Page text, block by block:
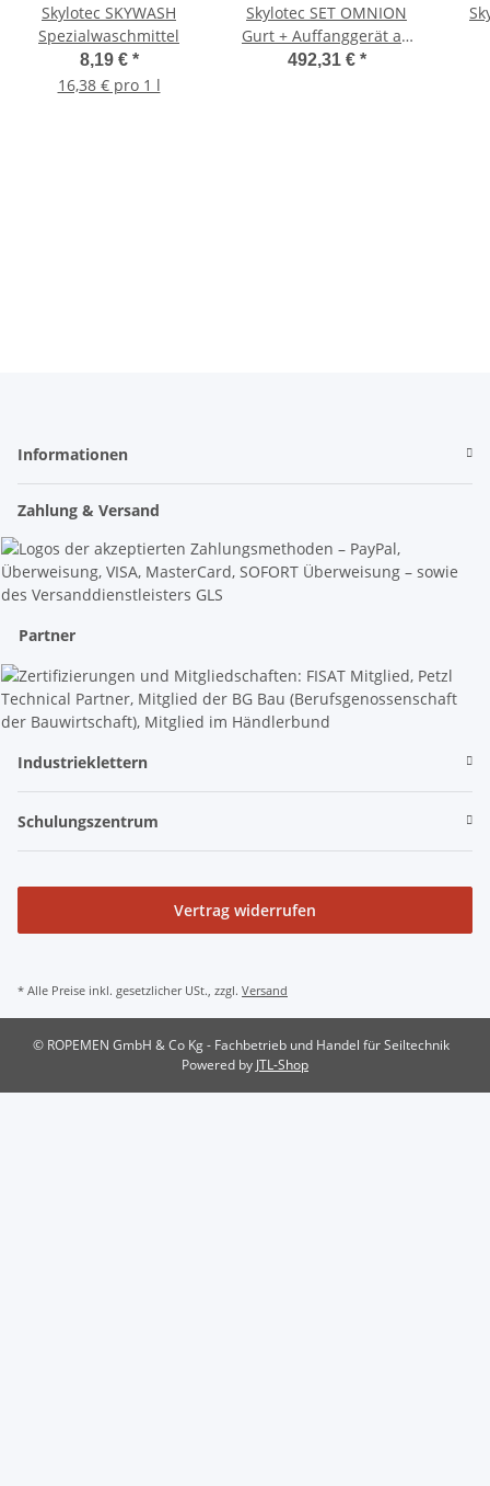
Skylotec SKYWASH
Spezialwaschmittel
8,19 € *
16,38 € pro 1 l
Skylotec SET OMNION
Gurt + Auffanggerät an
beweglicher Führung
492,31 € *
Informationen
Zahlung & Versand
Partner
Industrieklettern
Schulungszentrum
Vertrag widerrufen
* Alle Preise inkl. gesetzlicher USt., zzgl. Versand
© ROPEMEN GmbH & Co Kg - Fachbetrieb und Handel für Seiltechnik
Powered by JTL-Shop